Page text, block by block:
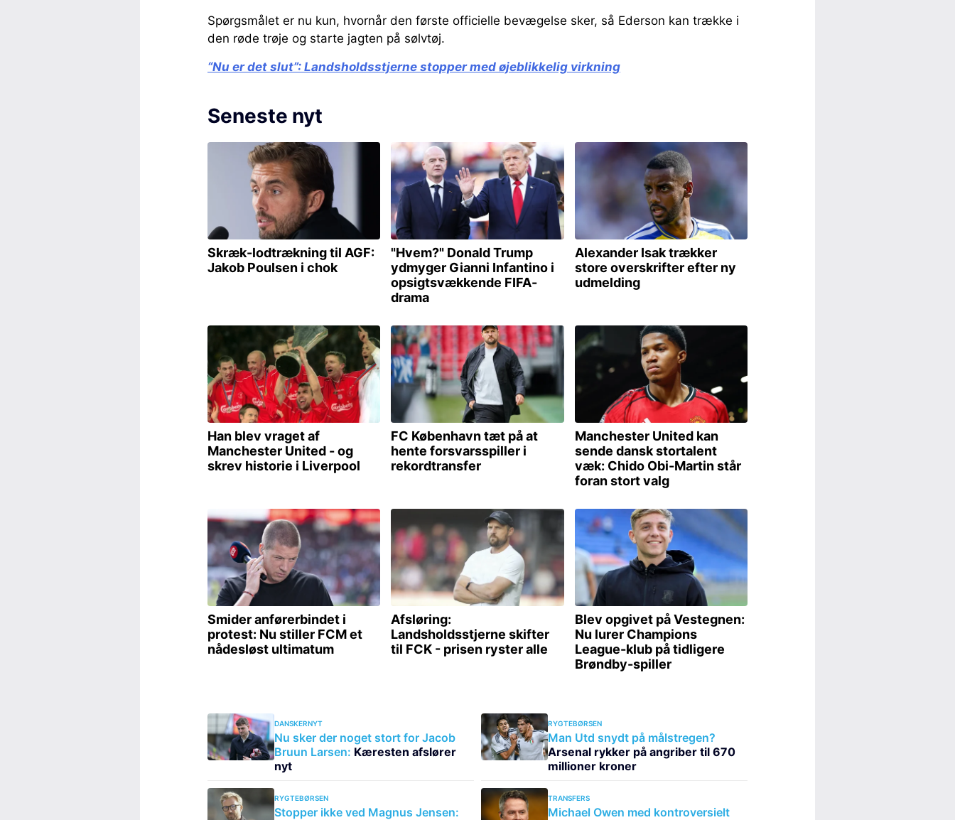
Spørgsmålet er nu kun, hvornår den første officielle bevægelse sker, så Ederson kan trække i
den røde trøje og starte jagten på sølvtøj.
“Nu er det slut”: Landsholdsstjerne stopper med øjeblikkelig virkning
Seneste nyt
DANSKERNYT
Nu sker der noget stort for Jacob
Bruun Larsen: Kæresten afslører
nyt
RYGTEBØRSEN
Man Utd snydt på målstregen?
Arsenal rykker på angriber til 670
millioner kroner
RYGTEBØRSEN
Stopper ikke ved Magnus Jensen:
TRANSFERS
Michael Owen med kontroversielt